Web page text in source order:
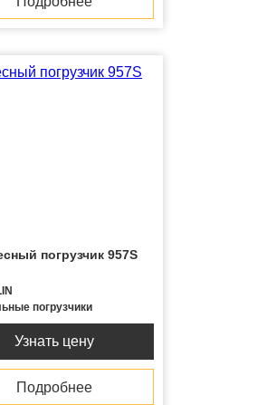
погрузчик 957S
погрузчики
Узнать цену
Подробнее